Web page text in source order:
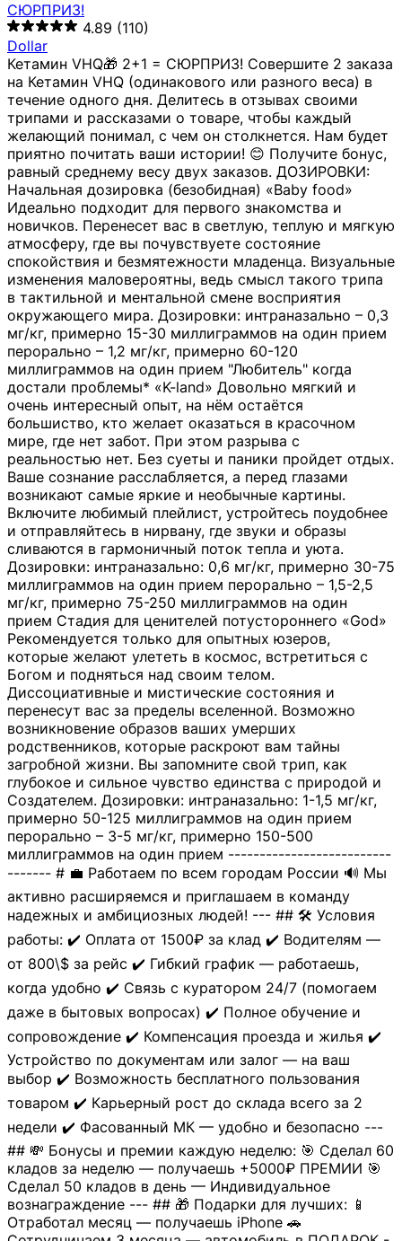
СЮРПРИЗ!
4.89 (110)
Dollar
Кетамин VHQ🎁 2+1 = СЮРПРИЗ! Совершите 2 заказа
на Кетамин VHQ (одинакового или разного веса) в
течение одного дня. Делитесь в отзывах своими
трипами и рассказами о товаре, чтобы каждый
желающий понимал, с чем он столкнется. Нам будет
приятно почитать ваши истории! 😊 Получите бонус,
равный среднему весу двух заказов. ДОЗИРОВКИ:
Начальная дозировка (безобидная) «Baby food»
Идеально подходит для первого знакомства и
новичков. Перенесет вас в светлую, теплую и мягкую
атмосферу, где вы почувствуете состояние
спокойствия и безмятежности младенца. Визуальные
изменения маловероятны, ведь смысл такого трипа
в тактильной и ментальной смене восприятия
окружающего мира. Дозировки: интраназально – 0,3
мг/кг, примерно 15-30 миллиграммов на один прием
перорально – 1,2 мг/кг, примерно 60-120
миллиграммов на один прием "Любитель" когда
достали проблемы* «K-land» Довольно мягкий и
очень интересный опыт, на нём остаётся
большиство, кто желает оказаться в красочном
мире, где нет забот. При этом разрыва с
реальностью нет. Без суеты и паники пройдет отдых.
Ваше сознание расслабляется, а перед глазами
возникают самые яркие и необычные картины.
Включите любимый плейлист, устройтесь поудобнее
и отправляйтесь в нирвану, где звуки и образы
сливаются в гармоничный поток тепла и уюта.
Дозировки: интраназально: 0,6 мг/кг, примерно 30-75
миллиграммов на один прием перорально – 1,5-2,5
мг/кг, примерно 75-250 миллиграммов на один
прием Стадия для ценителей потустороннего «God»
Рекомендуется только для опытных юзеров,
которые желают улететь в космос, встретиться с
Богом и подняться над своим телом.
Диссоциативные и мистические состояния и
перенесут вас за пределы вселенной. Возможно
возникновение образов ваших умерших
родственников, которые раскроют вам тайны
загробной жизни. Вы запомните свой трип, как
глубокое и сильное чувство единства с природой и
Создателем. Дозировки: интраназально: 1-1,5 мг/кг,
примерно 50-125 миллиграммов на один прием
перорально – 3-5 мг/кг, примерно 150-500
миллиграммов на один прием --------------------------
------- # 💼 Работаем по всем городам России 🔊 Мы
активно расширяемся и приглашаем в команду
надежных и амбициозных людей! --- ## 🛠 Условия
работы: ✔️ Оплата от 1500₽ за клад ✔️ Водителям —
от 800\$ за рейс ✔️ Гибкий график — работаешь,
когда удобно ✔️ Связь с куратором 24/7 (помогаем
даже в бытовых вопросах) ✔️ Полное обучение и
сопровождение ✔️ Компенсация проезда и жилья ✔️
Устройство по документам или залог — на ваш
выбор ✔️ Возможность бесплатного пользования
товаром ✔️ Карьерный рост до склада всего за 2
недели ✔️ Фасованный МК — удобно и безопасно ---
## 💸 Бонусы и премии каждую неделю: 🎯 Сделал 60
кладов за неделю — получаешь +5000₽ ПРЕМИИ 🎯
Сделал 50 кладов в день — Индивидуальное
вознаграждение --- ## 🎁 Подарки для лучших: 📱
Отработал месяц — получаешь iPhone 🚗